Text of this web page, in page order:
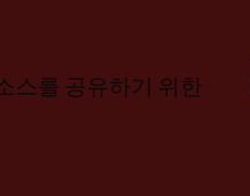
스를 공유하기 위한